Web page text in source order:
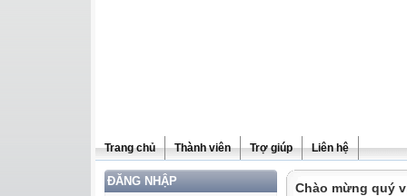
Trang chủ Thành viên Trợ giúp Liên hệ
ĐĂNG NHẬP Chào mừng quý